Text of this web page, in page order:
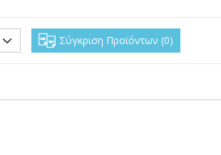
Σύγκριση Προϊόντων 0